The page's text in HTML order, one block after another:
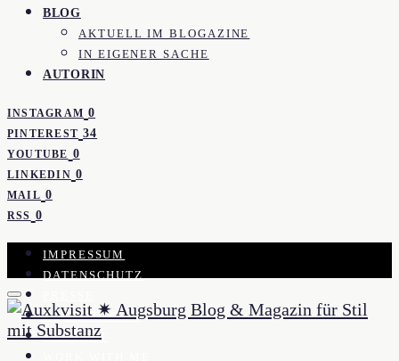
BLOG
AKTUELL IM BLOGAZINE
IN EIGENER SACHE
AUTORIN
INSTAGRAM 0
PINTEREST 34
YOUTUBE 0
LINKEDIN 0
MAIL 0
RSS 0
IMPRESSUM
DATENSCHUTZ
KOOPERATION
KONTAKT